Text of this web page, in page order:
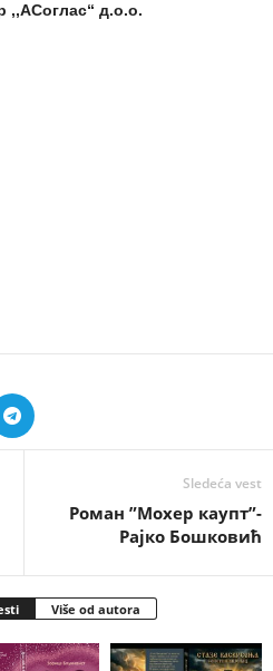
,,АСоглас“ д.о.о.
Sledeća vest
Роман ”Мохер каупт”-
Рајко Бошковић
Više od autora